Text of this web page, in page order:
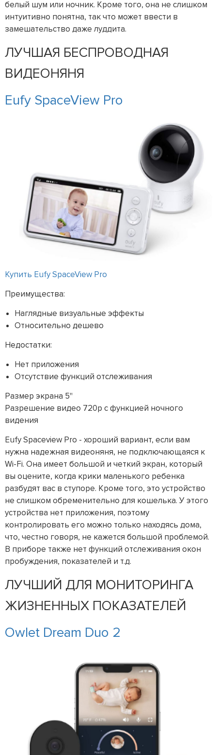
белый шум или ночник. Кроме того, она не слишком
интуитивно понятна, так что может ввести в
замешательство даже луддита.
ЛУЧШАЯ БЕСПРОВОДНАЯ
ВИДЕОНЯНЯ
Eufy SpaceView Pro
Купить Eufy SpaceView Pro
Преимущества:
Наглядные визуальные эффекты
Относительно дешево
Недостатки:
Нет приложения
Отсутствие функций отслеживания
Размер экрана 5"
Разрешение видео 720p с функцией ночного
видения
Eufy Spaceview Pro - хороший вариант, если вам
нужна надежная видеоняня, не подключающаяся к
Wi-Fi. Она имеет большой и четкий экран, который
вы оцените, когда крики маленького ребенка
разбудят вас в ступоре. Кроме того, это устройство
не слишком обременительно для кошелька. У этого
устройства нет приложения, поэтому
контролировать его можно только находясь дома,
что, честно говоря, не кажется большой проблемой.
В приборе также нет функций отслеживания окон
пробуждения, показателей и т.д.
ЛУЧШИЙ ДЛЯ МОНИТОРИНГА
ЖИЗНЕННЫХ ПОКАЗАТЕЛЕЙ
Owlet Dream Duo 2